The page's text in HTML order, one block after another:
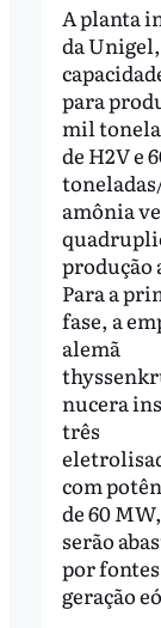
A planta
da
para
mil
de H2V e
amônia
produção
Para a
fase, a
alemã
nucera
três
com
de 60
serão
por
geração